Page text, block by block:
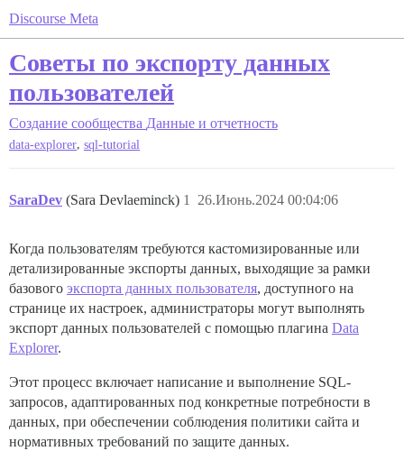
Discourse Meta
Советы по экспорту данных
пользователей
Создание сообщества Данные и отчетность
data-explorer, sql-tutorial
SaraDev (Sara Devlaeminck) 26.Июнь.2024 00:04:06
1
Когда пользователям требуются кастомизированные или
детализированные экспорты данных, выходящие за рамки
базового экспорта данных пользователя, доступного на
странице их настроек, администраторы могут выполнять
экспорт данных пользователей с помощью плагина Data
Explorer.
Этот процесс включает написание и выполнение SQL-
запросов, адаптированных под конкретные потребности в
данных, при обеспечении соблюдения политики сайта и
нормативных требований по защите данных.